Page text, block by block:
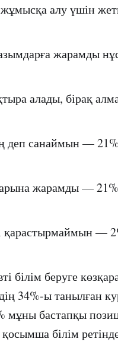
жұмысқа алу үшін
жарамды
алады, бірақ
деп санаймын — 21%
жарамды — 21%
қарастырмаймын —
білім беруге
34%-ы танылған
мұны бастапқы
білім